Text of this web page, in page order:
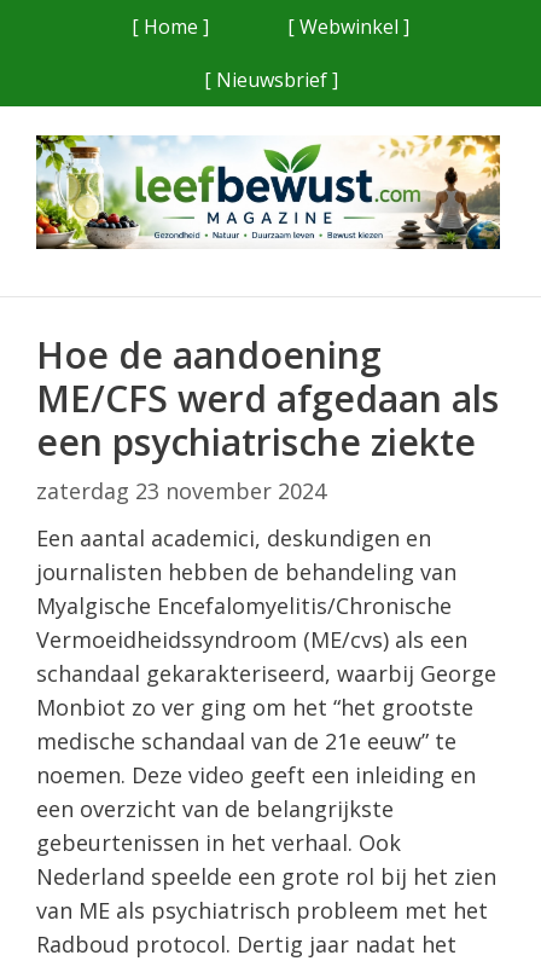
[ Home ]
[ Webwinkel ]
[ Nieuwsbrief ]
Hoe de aandoening
ME/CFS werd afgedaan als
een psychiatrische ziekte
zaterdag 23 november 2024
Een aantal academici, deskundigen en
journalisten hebben de behandeling van
Myalgische Encefalomyelitis/Chronische
Vermoeidheidssyndroom (ME/cvs) als een
schandaal gekarakteriseerd, waarbij George
Monbiot zo ver ging om het “het grootste
medische schandaal van de 21e eeuw” te
noemen. Deze video geeft een inleiding en
een overzicht van de belangrijkste
gebeurtenissen in het verhaal. Ook
Nederland speelde een grote rol bij het zien
van ME als psychiatrisch probleem met het
Radboud protocol. Dertig jaar nadat het